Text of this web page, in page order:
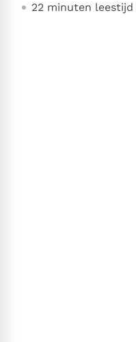
22 minuten leestijd